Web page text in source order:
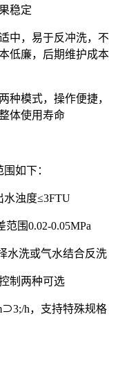
稳定
中，易于反冲洗，不
低廉，后期维护成本
种模式，操作便捷，
体使用寿命
如下：
水浊度≤3FTU
围0.02-0.05MPa
水洗或气水结合反洗
制两种可选
h，支持特殊规格